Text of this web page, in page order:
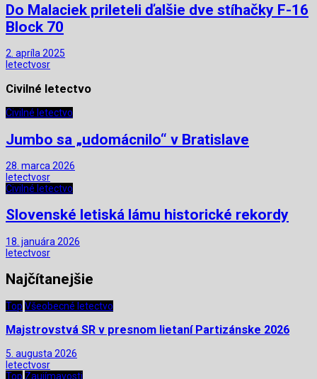
Do Malaciek prileteli ďalšie dve stíhačky F-16
Block 70
2. apríla 2025
letectvosr
Civilné letectvo
Civilné letectvo
Jumbo sa „udomácnilo“ v Bratislave
28. marca 2026
letectvosr
Civilné letectvo
Slovenské letiská lámu historické rekordy
18. januára 2026
letectvosr
Najčítanejšie
Top Všeobecné letectvo
Majstrovstvá SR v presnom lietaní Partizánske 2026
5. augusta 2026
letectvosr
Top Zaujímavosti